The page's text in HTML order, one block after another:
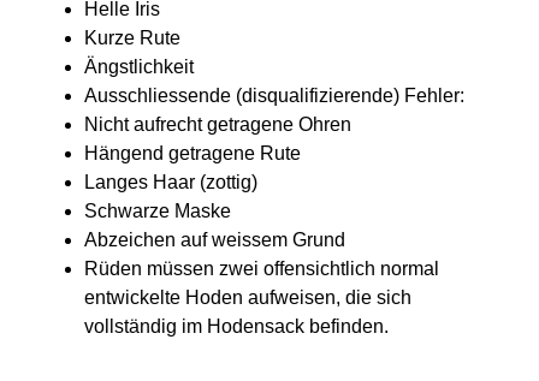
Helle Iris
Kurze Rute
Ängstlichkeit
Ausschliessende (disqualifizierende) Fehler:
Nicht aufrecht getragene Ohren
Hängend getragene Rute
Langes Haar (zottig)
Schwarze Maske
Abzeichen auf weissem Grund
Rüden müssen zwei offensichtlich normal
entwickelte Hoden aufweisen, die sich
vollständig im Hodensack befinden.